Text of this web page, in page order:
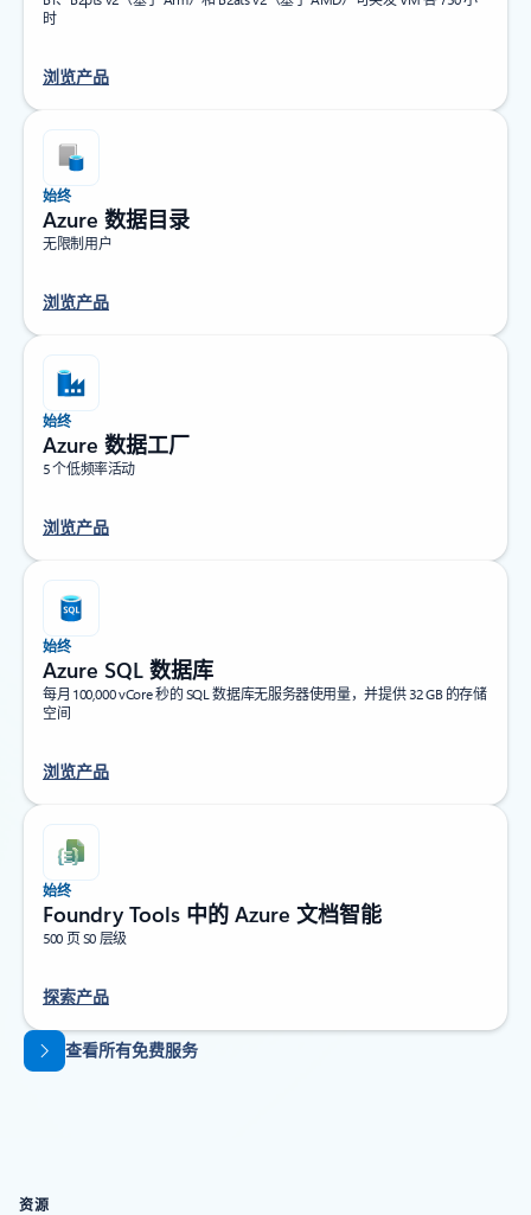
时
浏览产品
始终
Azure 数据目录
无限制用户
浏览产品
始终
Azure 数据工厂
5 个低频率活动
浏览产品
始终
Azure SQL 数据库
每月 100,000 vCore 秒的 SQL 数据库无服务器使用量，并提供 32 GB 的存储
空间
浏览产品
始终
Foundry Tools 中的 Azure 文档智能
500 页 S0 层级
探索产品
返回标签页查看所有免费服务
资源